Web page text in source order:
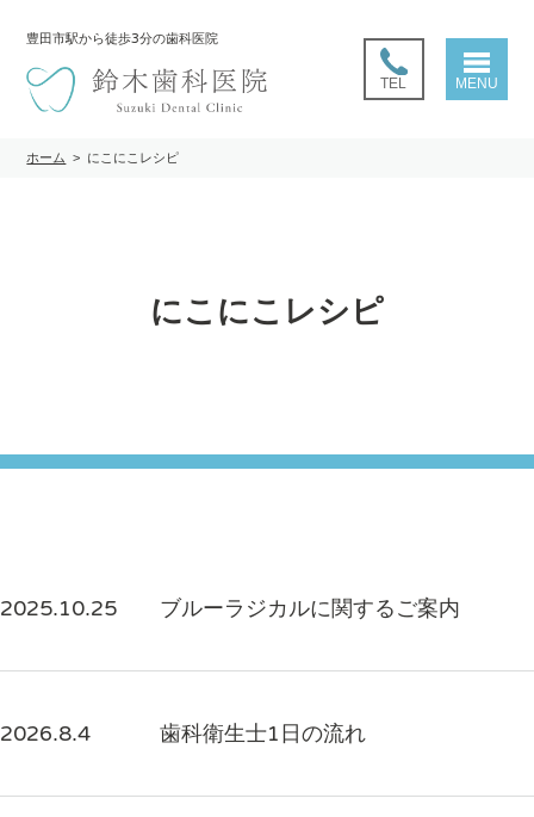
豊田市駅から徒歩3分の歯科医院
TEL MENU
ホーム > にこにこレシピ
にこにこレシピ
2025.10.25 ブルーラジカルに関するご案内
2026.8.4 歯科衛生士1日の流れ